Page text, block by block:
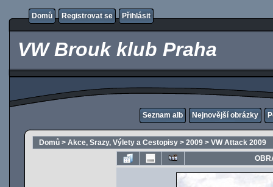
Domů Registrovat se Přihlásit
VW Brouk klub Praha
Seznam alb Nejnovější obrázky
Domů > Akce, Srazy, Výlety a Cestopisy > 2009 > VW Attack 2009